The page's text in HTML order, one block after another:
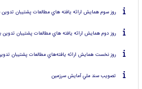
روز سوم همايش ارائه يافته هاي مطالعات پشتيبان تدوين
روز دوم همايش ارائه يافته هاي مطالعات پشتيبان تدوين
روز نخست همايش ارائه يافته‌هاي مطالعات پشتيبان تدوين
تصويب سند ملي آمايش سرزمين